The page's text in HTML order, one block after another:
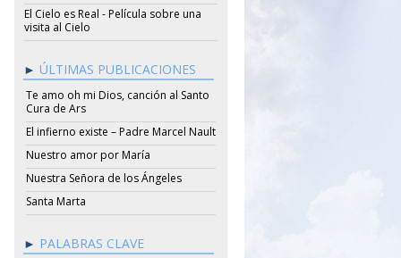
El Cielo es Real - Película sobre una
visita al Cielo
ÚLTIMAS PUBLICACIONES
Te amo oh mi Dios, canción al Santo
Cura de Ars
El infierno existe – Padre Marcel Nault
Nuestro amor por María
Nuestra Señora de los Ángeles
Santa Marta
PALABRAS CLAVE